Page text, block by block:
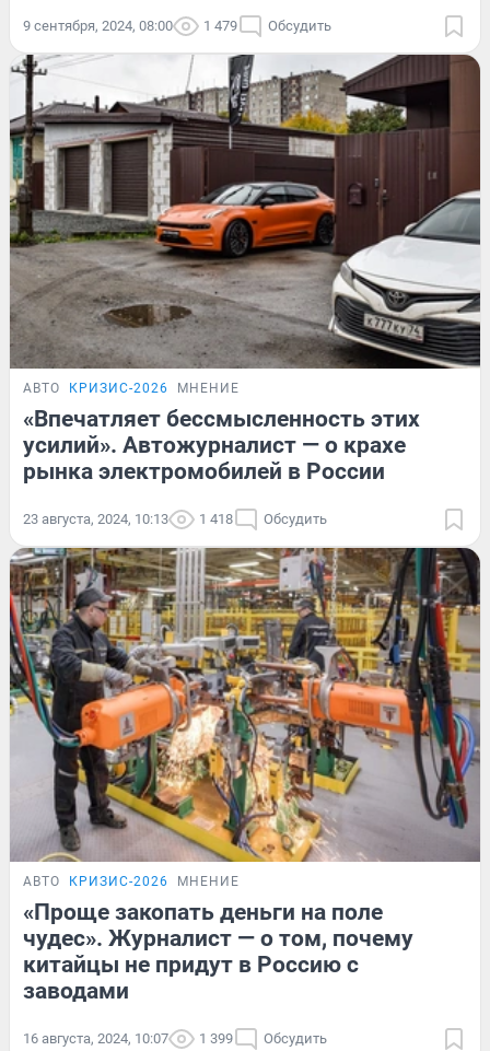
9 сентября, 2024, 08:00 1 479 Обсудить
АВТО КРИЗИС-2026 МНЕНИЕ
«Впечатляет бессмысленность этих
усилий». Автожурналист — о крахе
рынка электромобилей в России
23 августа, 2024, 10:13 1 418 Обсудить
АВТО КРИЗИС-2026 МНЕНИЕ
«Проще закопать деньги на поле
чудес». Журналист — о том, почему
китайцы не придут в Россию с
заводами
16 августа, 2024, 10:07 1 399 Обсудить